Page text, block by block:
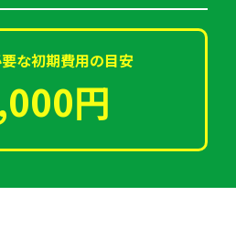
な初期費用の目安
円